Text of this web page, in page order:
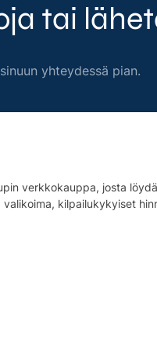
tai
yhteydessä pian.
verkkokauppa, josta
kilpailukykyiset